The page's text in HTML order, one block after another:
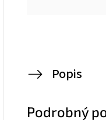
Popis
Podrobný